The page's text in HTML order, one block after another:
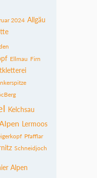
2024 Allgäu
Ellmau Firn
Kelchsau
Lermoos
Pfafflar
Schneidjoch
Alpen